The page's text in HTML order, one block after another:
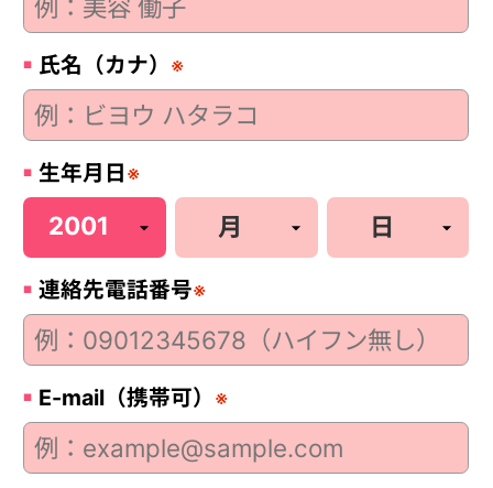
氏名（カナ） ※
生年月日※
連絡先電話番号※
E-mail（携帯可） ※